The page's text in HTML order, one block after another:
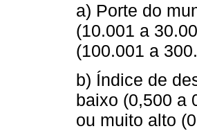
a) Porte do
(10.001 a
(100.001 a
b) Índice de
baixo (0,500 a
ou muito alto